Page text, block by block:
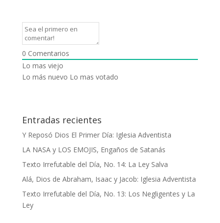
0 Comentarios
Lo mas viejo
Lo más nuevo Lo mas votado
Entradas recientes
Y Reposó Dios El Primer Día: Iglesia Adventista
LA NASA y LOS EMOJIS, Engaños de Satanás
Texto Irrefutable del Día, No. 14: La Ley Salva
Alá, Dios de Abraham, Isaac y Jacob: Iglesia Adventista
Texto Irrefutable del Día, No. 13: Los Negligentes y La
Ley